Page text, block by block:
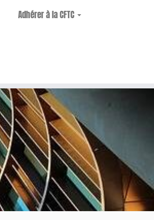
Adhérer à la CFTC